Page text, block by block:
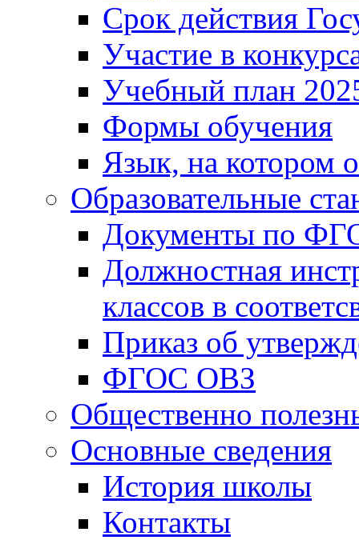
Срок действия
Участие в
Учебный план
Формы обучения
Язык, на котором
Образовательные
Документы по
Должностная
классов в
Приказ об
ФГОС ОВЗ
Общественно
Основные сведения
История школы
Контакты